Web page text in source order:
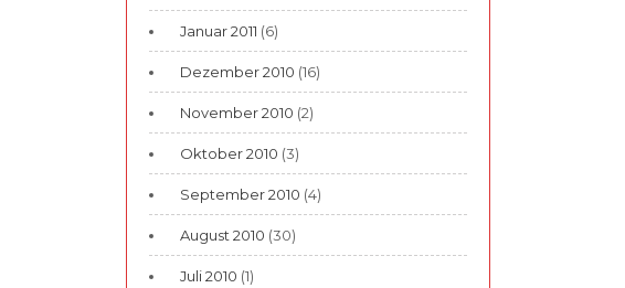
Januar 2011 (6)
Dezember 2010 (16)
November 2010 (2)
Oktober 2010 (3)
September 2010 (4)
August 2010 (30)
Juli 2010 (1)